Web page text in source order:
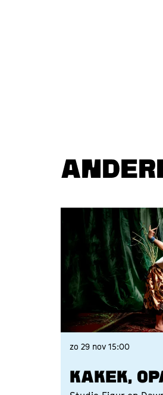
KAKEK,
zo 29 nov 15:00